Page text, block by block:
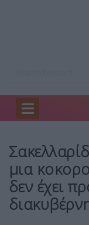
Home
μια
δεν έχει